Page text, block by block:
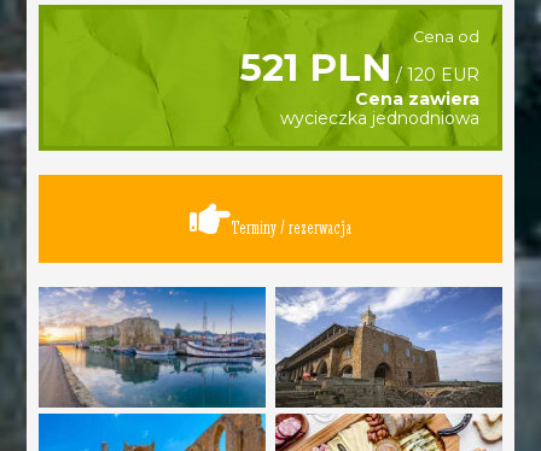
Cena od
521 PLN / 120 EUR
Cena zawiera
wycieczka jednodniowa
Terminy / rezerwacja